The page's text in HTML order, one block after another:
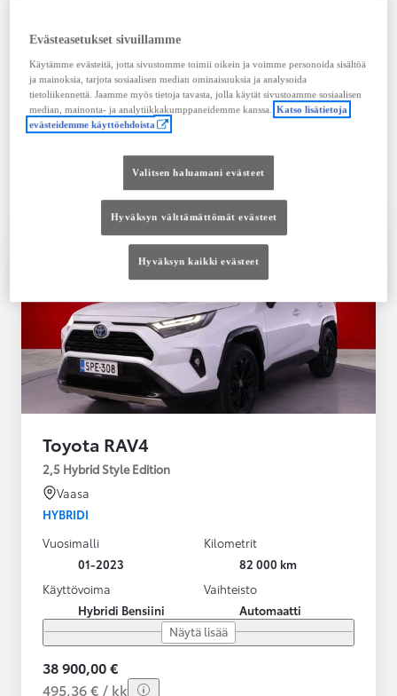
tekninen tarkastus
Voimassaoleva Hybrid Health Check jokaisessa
Toyota-hybridissä
Saatavilla Easy Osamaksu -rahoitus ja Toyota
Toyota RAV4
2,5 Hybrid Style Edition
Vaasa
HYBRIDI
Vuosimalli
01-2023
Kilometrit
82 000 km
Käyttövoima
Hybridi Bensiini
Vaihteisto
Automaatti
Näytä lisää
38 900,00 €
495,36 € / kk
Evästeasetukset sivuillamme
Käytämme evästeitä, jotta sivustomme toimii oikein ja voimme personoida sisältöä
ja mainoksia, tarjota sosiaalisen median ominaisuuksia ja analysoida
tietoliikennettä. Jaamme myös tietoja tavasta, jolla käytät sivustoamme sosiaalisen
median, mainonta- ja analytiikkakumppaneidemme kanssa. Katso lisätietoja
evästeidemme käyttöehdoista
Valitsen haluamani evästeet
Hyväksyn välttämättömät evästeet
Hyväksyn kaikki evästeet